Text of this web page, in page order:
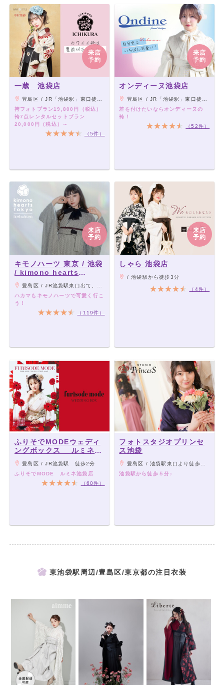
来店
予約
一蔵 池袋店
豊島区 / JR「池袋駅」東口徒歩4分
袴フォトプラン19,800円（税込）
袴7点レンタルセットプラン
20,000円（税込）～
（5件）
来店
予約
オンディーヌ池袋店
豊島区 / JR「池袋駅」東口徒歩4分
差を付けたいならオンディーヌの
袴！
（52件）
来店
予約
キモノハーツ 東京 / 池袋
/ kimono hearts
Tokyo-ikebukuro-
豊島区 / JR池袋駅東口出て、ビッグカメラ・ガストの大きな看板の方へ横断歩道を渡ってすぐ。 東京メトロ池袋駅35番出口上がって、サンシャイン通りへ向かってまっすぐ。 グリーン大通り沿いのサンシャイン中央通り入口横にあります。
ハカマもキモノハーツで可愛く行こ
う！
（119件）
来店
予約
しゃら 池袋店
/ 池袋駅から徒歩3分
（4件）
ふりそでMODEウェディ
ングボックス ルミネ池
袋店
豊島区 / JR池袋駅 徒歩2分
ふりそでMODE ルミネ池袋店
（60件）
フォトスタジオプリンセ
ス池袋
豊島区 / 池袋駅東口より徒歩約５分
池袋駅から徒歩５分♪
東池袋駅周辺/豊島区/東京都の注目衣装